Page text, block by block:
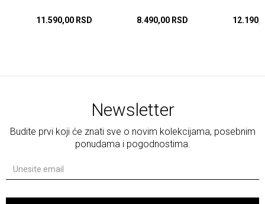
11.590,00 RSD 8.490,00 RSD
Newsletter
Budite prvi koji će znati sve o novim kolekcijama, posebnim
ponudama i pogodnostima.